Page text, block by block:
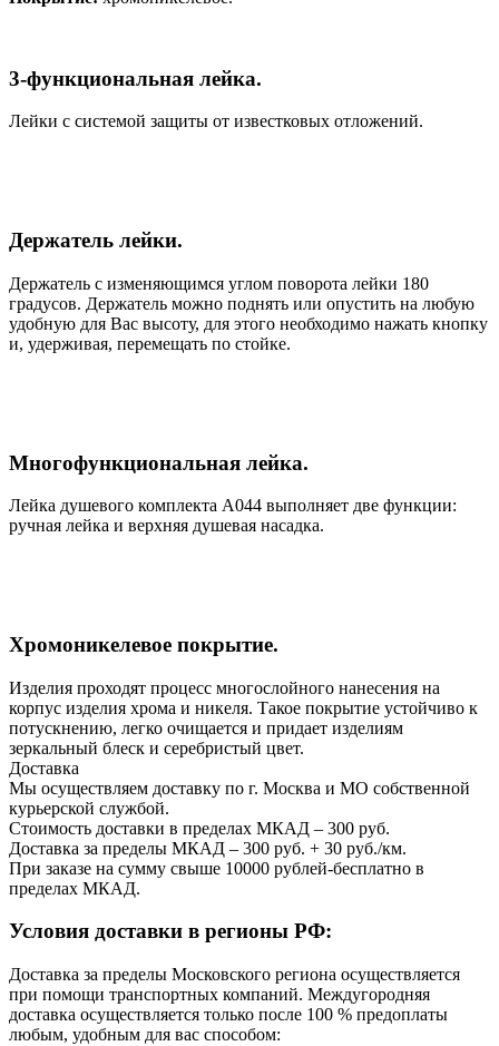
3-функциональная лейка.
Лейки с системой защиты от известковых отложений.
Держатель лейки.
Держатель с изменяющимся углом поворота лейки 180
градусов. Держатель можно поднять или опустить на любую
удобную для Вас высоту, для этого необходимо нажать кнопку
и, удерживая, перемещать по стойке.
Многофункциональная лейка.
Лейка душевого комплекта А044 выполняет две функции:
ручная лейка и верхняя душевая насадка.
Хромоникелевое покрытие.
Изделия проходят процесс многослойного нанесения на
корпус изделия хрома и никеля. Такое покрытие устойчиво к
потускнению, легко очищается и придает изделиям
зеркальный блеск и серебристый цвет.
Доставка
Мы осуществляем доставку по г. Москва и МО собственной
курьерской службой.
Стоимость доставки в пределах МКАД – 300 руб.
Доставка за пределы МКАД – 300 руб. + 30 руб./км.
При заказе на сумму свыше 10000 рублей-бесплатно в
пределах МКАД.
Условия доставки в регионы РФ:
Доставка за пределы Московского региона осуществляется
при помощи транспортных компаний. Междугородняя
доставка осуществляется только после 100 % предоплаты
любым, удобным для вас способом: